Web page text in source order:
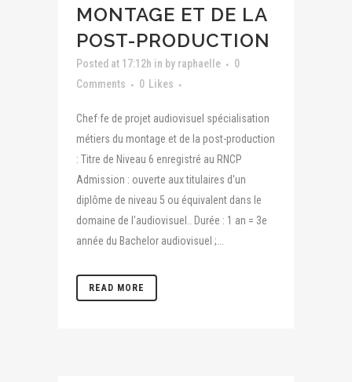
MONTAGE ET DE LA
POST-PRODUCTION
Posted at 17:12h in by raphaelle
0
Comments
0 Likes
Chef·fe de projet audiovisuel spécialisation
métiers du montage et de la post-production
: Titre de Niveau 6 enregistré au RNCP
Admission : ouverte aux titulaires d'un
diplôme de niveau 5 ou équivalent dans le
domaine de l'audiovisuel.. Durée : 1 an = 3e
année du Bachelor audiovisuel ;...
READ MORE